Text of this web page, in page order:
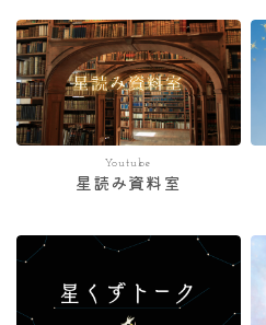
Youtube
星読み資料室